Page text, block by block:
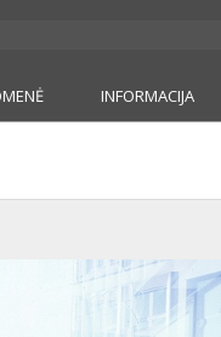
INFORMACIJA